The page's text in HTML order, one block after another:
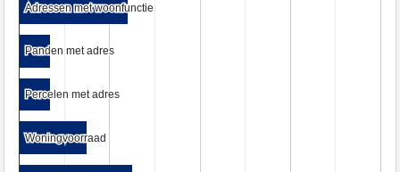
Adressen met woonfunctie
Adressen met woonfunctie
Panden met adres
Panden met adres
Percelen met adres
Percelen met adres
Woningvoorraad
Woningvoorraad